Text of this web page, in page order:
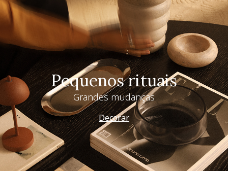
Pequenos rituais
Grandes mudanças
Decorar